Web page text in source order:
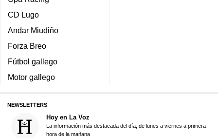
CD Lugo
Andar Miudiño
Forza Breo
Fútbol gallego
Motor gallego
NEWSLETTERS
Hoy en La Voz
La información más destacada del día, de lunes a viernes a primera
hora de la mañana